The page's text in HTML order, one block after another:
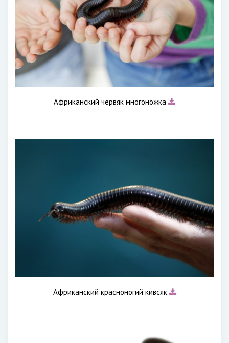
Африканский червяк многоножка
Африканский красноногий кивсяк